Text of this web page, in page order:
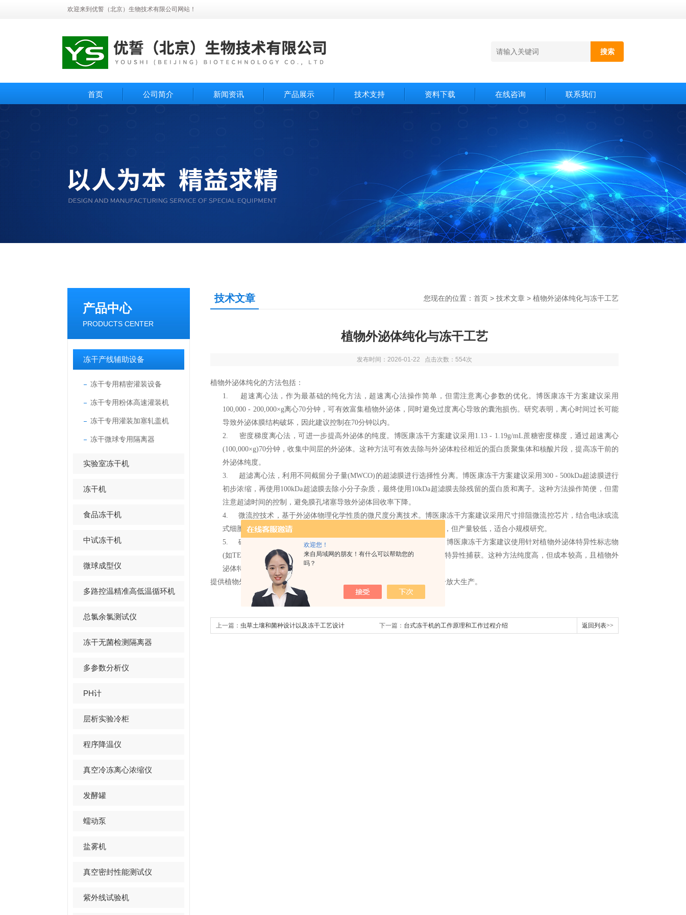
欢迎您！
来自局域网的朋友！有什么可以帮助您的
吗？
欢迎来到优誓（北京）生物技术有限公司网站！
首页 公司简介 新闻资讯 产品展示 技术支持 资料下载 在线咨询 联系我们
产品中心
PRODUCTS CENTER
冻干产线辅助设备
冻干专用精密灌装设备
冻干专用粉体高速灌装机
冻干专用灌装加塞轧盖机
冻干微球专用隔离器
实验室冻干机
冻干机
食品冻干机
中试冻干机
微球成型仪
多路控温精准高低温循环机
总氯余氯测试仪
冻干无菌检测隔离器
多参数分析仪
PH计
层析实验冷柜
程序降温仪
真空冷冻离心浓缩仪
发酵罐
蠕动泵
盐雾机
真空密封性能测试仪
紫外线试验机
技术文章 您现在的位置： 首页 > 技术文章 > 植物外泌体纯化与冻干工艺
植物外泌体纯化与冻干工艺
发布时间：2026-01-22 点击次数：554次
植物外泌体纯化的方法包括：
1.
超速离心法，作为最基础的纯化方法，超速离心法操作简单，但需注意离心参数的优化。博医康冻干方案建议采用
100,000 - 200,000×g离心70分钟，可有效富集植物外泌体，同时避免过度离心导致的囊泡损伤。研究表明，离心时间过长可能
导致外泌体膜结构破坏，因此建议控制在70分钟以内。
2.
密度梯度离心法，可进一步提高外泌体的纯度。博医康冻干方案建议采用 1.13 - 1.19g/mL蔗糖密度梯度，通过超速离心
(100,000×g)70分钟，收集中间层的外泌体。这种方法可有效去除与外泌体粒径相近的蛋白质聚集体和核酸片段，提高冻干前的
外泌体纯度。
3.
超滤离心法，利用不同截留分子量(MWCO) 的超滤膜进行选择性分离。博医康冻干方案建议采用 300 - 500kDa超滤膜进行
初步浓缩，再使用 100kDa超滤膜去除小分子杂质，最终使用 10kDa超滤膜去除残留的蛋白质和离子。这种方法操作简便，但需
注意超滤时间的控制，避免膜孔堵塞导致外泌体回收率下降。
4.
微流控技术，基于外泌体物理化学性质的微尺度分离技术。博医康冻干方案建议采用尺寸排阻微流控芯片，结合电泳或流
式细胞术，实现植物外泌体的高纯度分离。这种方法操作自动化程度高，但产量较低，适合小规模研究。
5.
磁珠免疫亲和法，基于植物外泌体表面特异性标志物的亲和纯化。博医康冻干方案建议使用针对植物外泌体特异性标志物
(如TET8 PEN1等) 的抗体包被磁珠，通过孵育和磁分离实现外泌体的特异性捕获。这种方法纯度高，但成本较高，且植物外
泌体特异性抗体的可获得性有限。
提供植物外泌体冻干工艺开发，植物外泌体冻干工艺优化，植物外泌体冻干放大生产。
上一篇： 虫草土壤和菌种设计以及冻干工艺设计 下一篇： 台式冻干机的工作原理和工作过程介绍 返回列表>>